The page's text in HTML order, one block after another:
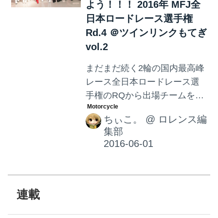
よう！！！ 2016年 MFJ全
日本ロードレース選手権
Rd.4 ＠ツインリンクもてぎ
vol.2
まだまだ続く2輪の国内最高峰
レース全日本ロードレース選
手権のRQから出場チームをご
紹介！今回も、お気に入りの
RQ&チームチェックして下さ
いね。a またまた聞いちゃいま
す！どのRQがお気に入り？ お
ね！ Will-Raise Racing RS-
ちぃこ。 @ ロレンス編
集部
連載